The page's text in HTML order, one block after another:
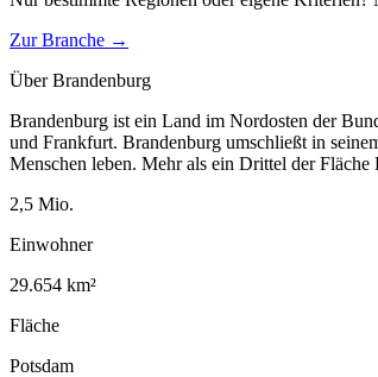
Zur Branche →
ÜberBrandenburg
Brandenburg ist ein Land im Nordosten der
und Frankfurt. Brandenburg umschließt in
Menschen leben. Mehr als ein Drittel der
2,5 Mio.
Einwohner
29.654 km²
Fläche
Potsdam